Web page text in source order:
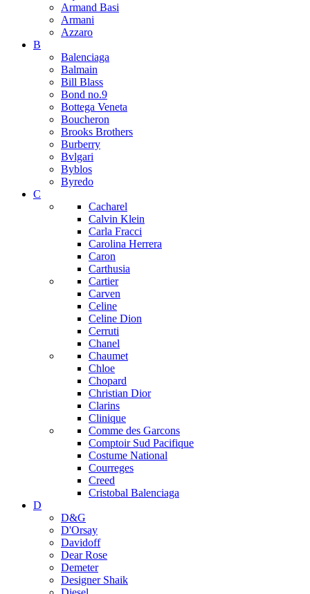
Armand Basi
Armani
Azzaro
B
Balenciaga
Balmain
Bill Blass
Bond no.9
Bottega Veneta
Boucheron
Brooks Brothers
Burberry
Bvlgari
Byblos
Byredo
C
Cacharel
Calvin Klein
Carla Fracci
Carolina Herrera
Caron
Carthusia
Cartier
Carven
Celine
Celine Dion
Cerruti
Chanel
Chaumet
Chloe
Chopard
Christian Dior
Clarins
Clinique
Comme des Garcons
Comptoir Sud Pacifique
Costume National
Courreges
Creed
Cristobal Balenciaga
D
D&G
D'Orsay
Davidoff
Dear Rose
Demeter
Designer Shaik